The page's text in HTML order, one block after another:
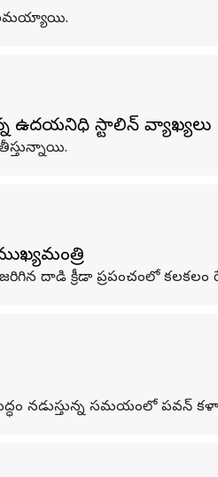
ఉదయనిధి స్టాలిన్ వ్యాఖ్యలు
దాడి క్రీడా ప్రపంచంలో కలకలం
నడుస్తున్న సమయంలో పవన్‌